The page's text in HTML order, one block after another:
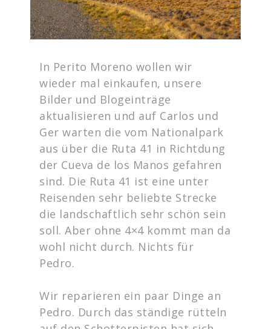
In Perito Moreno wollen wir
wieder mal einkaufen, unsere
Bilder und Blogeinträge
aktualisieren und auf Carlos und
Ger warten die vom Nationalpark
aus über die Ruta 41 in Richtdung
der Cueva de los Manos gefahren
sind. Die Ruta 41 ist eine unter
Reisenden sehr beliebte Strecke
die landschaftlich sehr schön sein
soll. Aber ohne 4×4 kommt man da
wohl nicht durch. Nichts für
Pedro.
Wir reparieren ein paar Dinge an
Pedro. Durch das ständige rütteln